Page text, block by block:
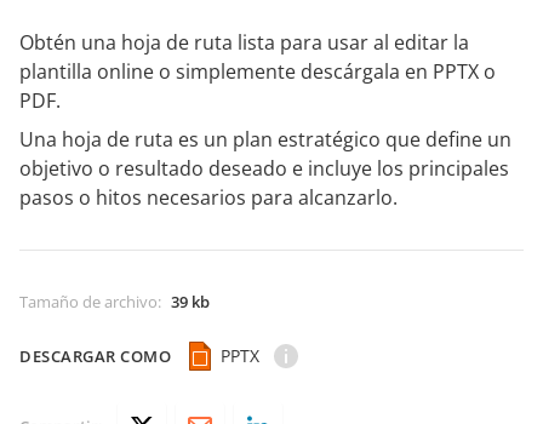
Obtén una hoja de ruta lista para usar al editar la
plantilla online o simplemente descárgala en PPTX o
PDF.
Una hoja de ruta es un plan estratégico que define un
objetivo o resultado deseado e incluye los principales
pasos o hitos necesarios para alcanzarlo.
Tamaño de archivo: 39 kb
DESCARGAR COMO PPTX